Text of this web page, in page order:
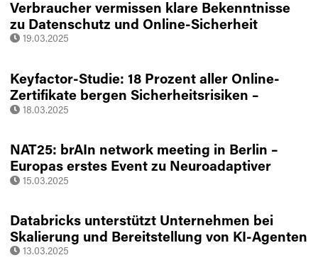
Verbraucher vermissen klare Bekenntnisse
zu Datenschutz und Online-Sicherheit
19.03.2025
Keyfactor-Studie: 18 Prozent aller Online-
Zertifikate bergen Sicherheitsrisiken –
Unternehmen müssen handeln
18.03.2025
NAT25: brAIn network meeting in Berlin –
Europas erstes Event zu Neuroadaptiver
Künstlicher Intelligenz
15.03.2025
Databricks unterstützt Unternehmen bei
Skalierung und Bereitstellung von KI-Agenten
13.03.2025